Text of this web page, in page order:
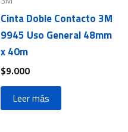
Cinta Doble Contacto 3M
9945 Uso General 48mm
x 40m
$9.000
Leer más